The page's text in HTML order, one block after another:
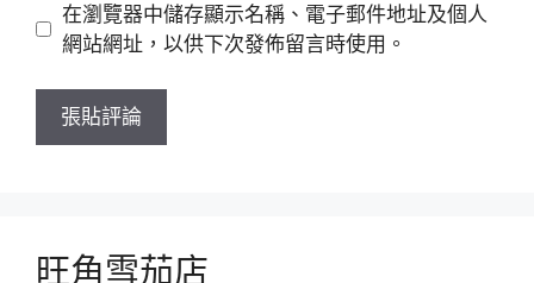
站
在瀏覽器中儲存顯示名稱、電子郵件地址及個人
網站網址，以供下次發佈留言時使用。
旺角雪茄店